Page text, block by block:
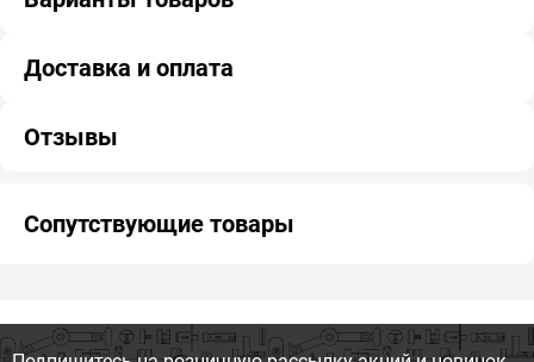
Доставка и оплата
Отзывы
Сопутствующие товары